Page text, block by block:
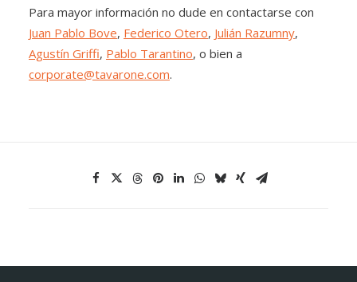
Para mayor información no dude en contactarse con
Juan Pablo Bove, Federico Otero, Julián Razumny,
Agustín Griffi, Pablo Tarantino, o bien a
corporate@tavarone.com.